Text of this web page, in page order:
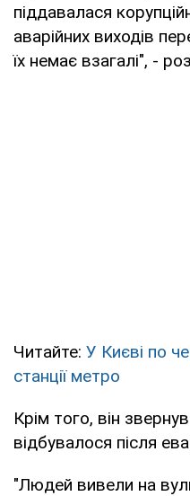
піддавалася
аварійних виходів
їх немає взагалі", -
Читайте: У Києві по
станції метро
Крім того, він
відбувалося після
"Людей вивели на